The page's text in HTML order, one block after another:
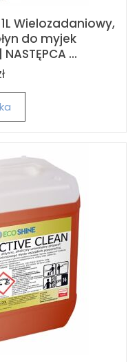
1L Wielozadaniowy,
do myjek
...